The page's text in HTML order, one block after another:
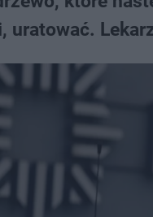
uratować.